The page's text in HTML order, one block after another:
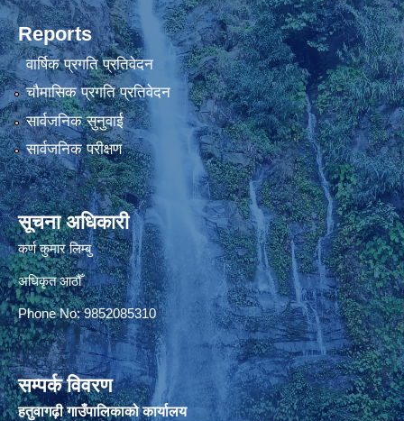
Reports
वार्षिक प्रगति प्रतिवेदन
चौमासिक प्रगति प्रतिवेदन
सार्वजनिक सुनुवाई
सार्वजनिक परीक्षण
सूचना अधिकारी
कर्ण कुमार लिम्बु
अधिकृत आठौँ
Phone No: 9852085310
सम्पर्क विवरण
हतुवागढ़ी गाउँपालिकाको कार्यालय